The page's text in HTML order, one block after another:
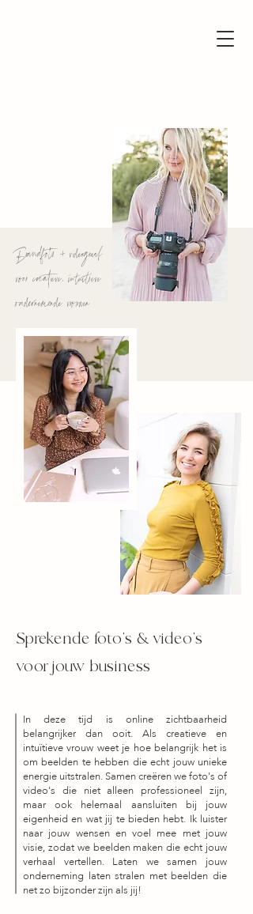
Brandfoto + videograaf
voor creatieve, intuïtieve
ondernemende vrouwen
Sprekende foto's & video's
voor jouw business
In deze tijd is online zichtbaarheid
belangrijker dan ooit. Als creatieve en
intuïtieve vrouw weet je hoe belangrijk het is
om beelden te hebben die echt jouw unieke
energie uitstralen. Samen creëren we foto's of
video's die niet alleen professioneel zijn,
maar ook helemaal aansluiten bij jouw
eigenheid en wat jij te bieden hebt. Ik luister
naar jouw wensen en voel mee met jouw
visie, zodat we beelden maken die echt jouw
verhaal vertellen. Laten we samen jouw
onderneming laten stralen met beelden die
net zo bijzonder zijn als jij!